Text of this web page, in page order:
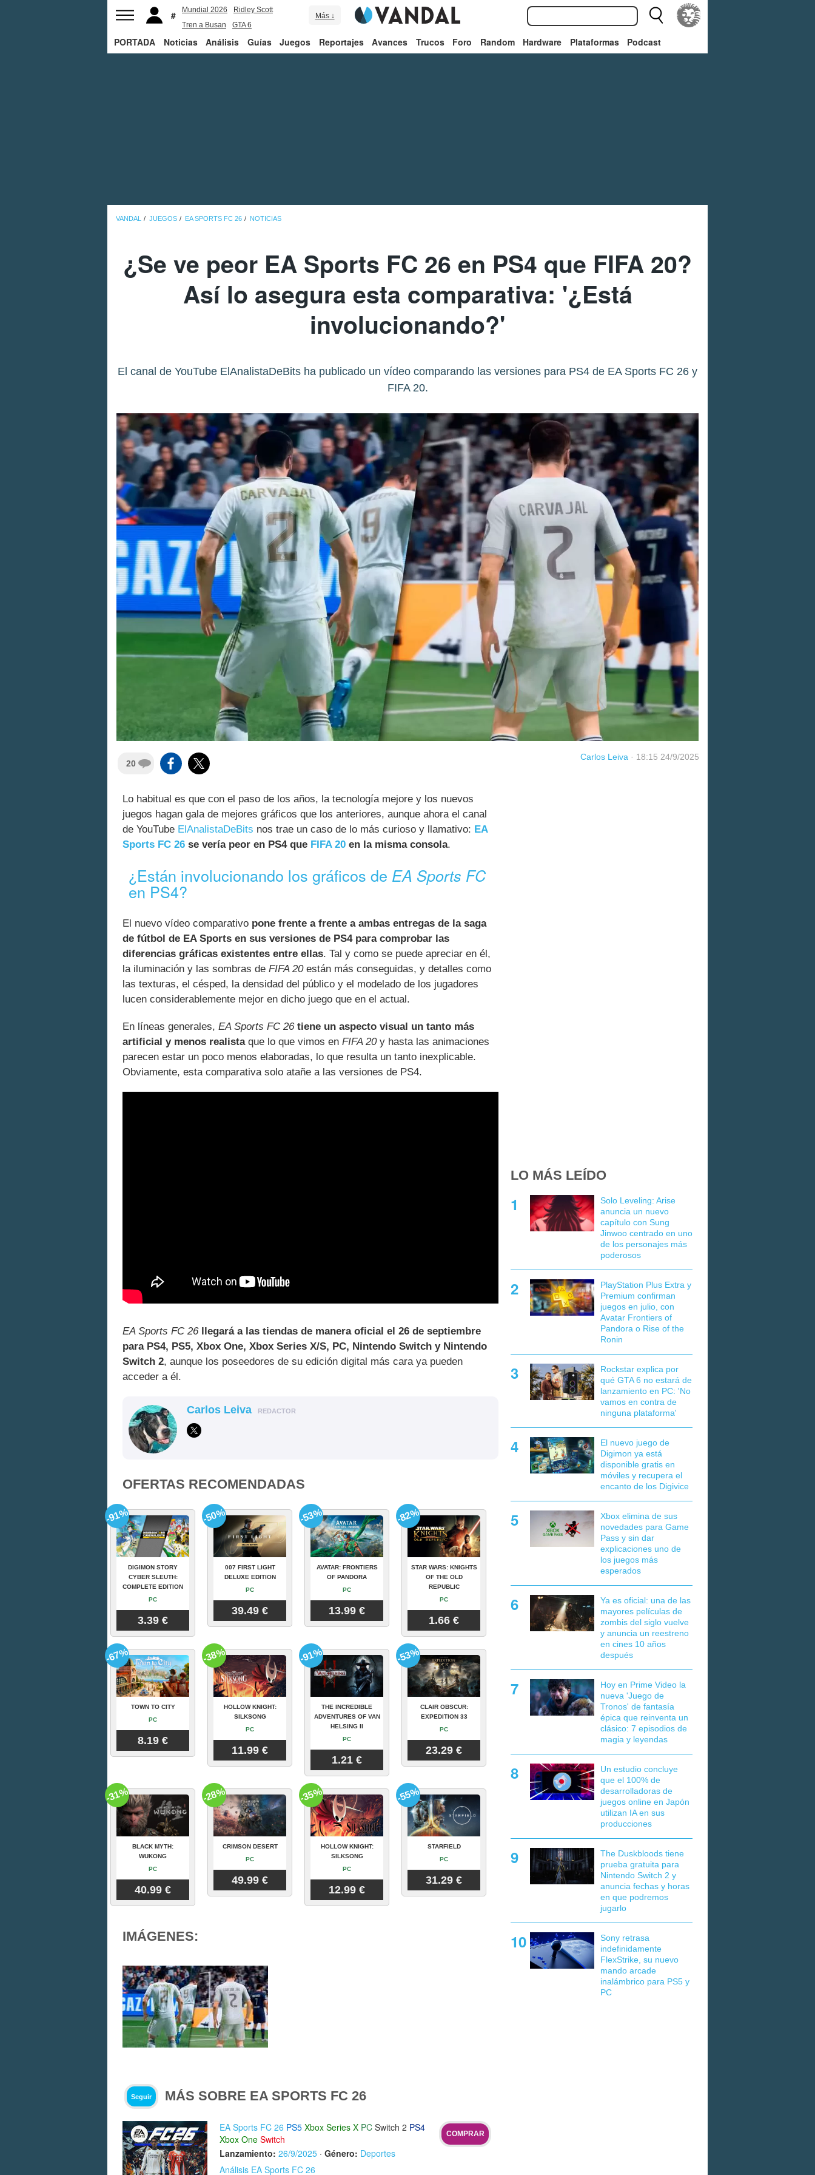
Mundial 2026
Ridley Scott
Tren a Busan
GTA 6
Más ↓
PORTADA Noticias Análisis Guías Juegos Reportajes Avances Trucos Foro Random Hardware Plataformas Podcast
VANDAL JUEGOS EA SPORTS FC 26 NOTICIAS
¿Se ve peor EA Sports FC 26 en PS4 que FIFA 20?
Así lo asegura esta comparativa: '¿Está
involucionando?'
El canal de YouTube ElAnalistaDeBits ha publicado un vídeo comparando las versiones para PS4 de EA Sports FC 26 y
FIFA 20.
20
Carlos Leiva · 18:15 24/9/2025
Lo habitual es que con el paso de los años, la tecnología mejore y los nuevos
juegos hagan gala de mejores gráficos que los anteriores, aunque ahora el canal
de YouTube ElAnalistaDeBits nos trae un caso de lo más curioso y llamativo: EA
Sports FC 26 se vería peor en PS4 que FIFA 20 en la misma consola.
¿Están involucionando los gráficos de EA Sports FC
en PS4?
El nuevo vídeo comparativo pone frente a frente a ambas entregas de la saga
de fútbol de EA Sports en sus versiones de PS4 para comprobar las
diferencias gráficas existentes entre ellas. Tal y como se puede apreciar en él,
la iluminación y las sombras de FIFA 20están más conseguidas, y detalles como
las texturas, el césped, la densidad del público y el modelado de los jugadores
lucen considerablemente mejor en dicho juego que en el actual.
En líneas generales, EA Sports FC 26 tiene un aspecto visual un tanto más
artificial y menos realistaque lo que vimos en FIFA 20y hasta las animaciones
parecen estar un poco menos elaboradas, lo que resulta un tanto inexplicable.
Obviamente, esta comparativa solo atañe a las versiones de PS4.
EA Sports FC 26 llegará a las tiendas de manera oficial el 26 de septiembre
para PS4, PS5, Xbox One, Xbox Series X/S, PC, Nintendo Switch y Nintendo
Switch 2, aunque los poseedores de su edición digital más cara ya pueden
acceder a él.
Carlos Leiva REDACTOR
OFERTAS RECOMENDADAS
DIGIMON STORY
CYBER SLEUTH:
COMPLETE EDITION
PC
3.39 €
-91%
007 FIRST LIGHT
DELUXE EDITION
PC
39.49 €
-50%
AVATAR: FRONTIERS
OF PANDORA
PC
13.99 €
-53%
STAR WARS: KNIGHTS
OF THE OLD
REPUBLIC
PC
1.66 €
-82%
TOWN TO CITY
PC
8.19 €
-67%
HOLLOW KNIGHT:
SILKSONG
PC
11.99 €
-38%
THE INCREDIBLE
ADVENTURES OF VAN
HELSING II
PC
1.21 €
-91%
CLAIR OBSCUR:
EXPEDITION 33
PC
23.29 €
-53%
BLACK MYTH:
WUKONG
PC
40.99 €
-31%
CRIMSON DESERT
PC
49.99 €
-28%
HOLLOW KNIGHT:
SILKSONG
PC
12.99 €
-35%
STARFIELD
PC
31.29 €
-55%
IMÁGENES:
Seguir MÁS SOBRE EA SPORTS FC 26
EA Sports FC 26 PS5 Xbox Series X PC Switch 2 PS4
Xbox One Switch
Lanzamiento: 26/9/2025 · Género: Deportes
COMPRAR
Análisis EA Sports FC 26
LO MÁS LEÍDO
Solo Leveling: Arise
anuncia un nuevo
capítulo con Sung
Jinwoo centrado en uno
de los personajes más
poderosos
PlayStation Plus Extra y
Premium confirman
juegos en julio, con
Avatar Frontiers of
Pandora o Rise of the
Ronin
Rockstar explica por
qué GTA 6 no estará de
lanzamiento en PC: 'No
vamos en contra de
ninguna plataforma'
El nuevo juego de
Digimon ya está
disponible gratis en
móviles y recupera el
encanto de los Digivice
Xbox elimina de sus
novedades para Game
Pass y sin dar
explicaciones uno de
los juegos más
esperados
Ya es oficial: una de las
mayores películas de
zombis del siglo vuelve
y anuncia un reestreno
en cines 10 años
después
Hoy en Prime Video la
nueva 'Juego de
Tronos' de fantasía
épica que reinventa un
clásico: 7 episodios de
magia y leyendas
Un estudio concluye
que el 100% de
desarrolladoras de
juegos online en Japón
utilizan IA en sus
producciones
The Duskbloods tiene
prueba gratuita para
Nintendo Switch 2 y
anuncia fechas y horas
en que podremos
jugarlo
Sony retrasa
indefinidamente
FlexStrike, su nuevo
mando arcade
inalámbrico para PS5 y
PC